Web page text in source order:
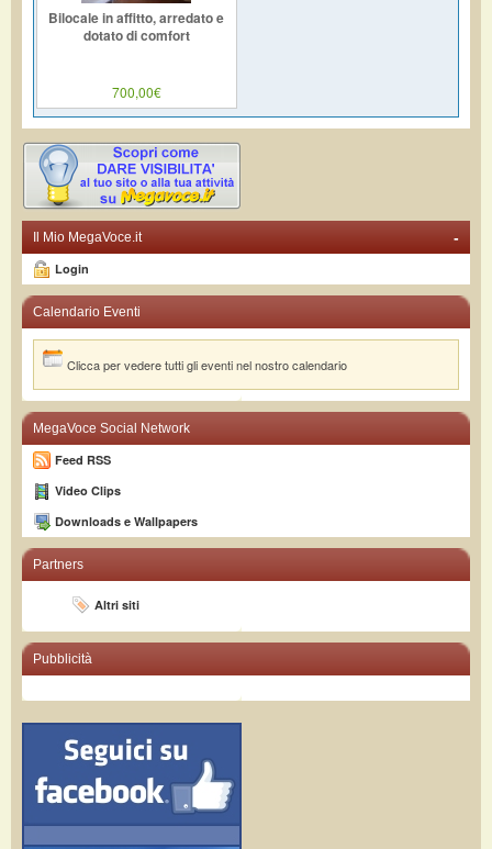
Bilocale in affitto, arredato e
dotato di comfort
700,00€
-
Il Mio MegaVoce.it
Login
Calendario Eventi
Clicca per vedere tutti gli eventi nel nostro calendario
MegaVoce Social Network
Feed RSS
Video Clips
Downloads e Wallpapers
Partners
Altri siti
Pubblicità